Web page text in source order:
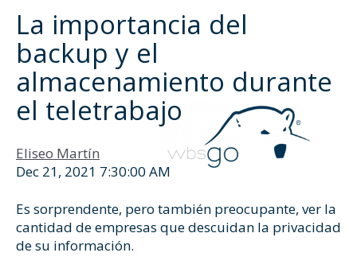
La importancia del
backup y el
almacenamiento durante
el teletrabajo
Eliseo Martín
Dec 21, 2021 7:30:00 AM
Es sorprendente, pero también preocupante, ver la
cantidad de empresas que descuidan la privacidad
de su información.